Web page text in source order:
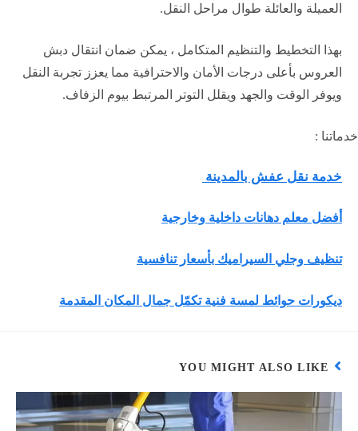
العميلة والعائلة طوال مراحل النقل.
بهذا التخطيط والتنظيم المتكامل ، يمكن ضمان انتقال دبش
العروس بأعلى درجات الأمان والاحترافية مما يعزز تجربة النقل
ويوفر الوقت والجهد ويقلل التوتر المرتبط بيوم الزفاف.​​
خدماتنا :
خدمة نقل عفش بالمدينة
أفضل معلم دهانات داخلية وخارجية
تنظيف وجلي السيراميك بأسعار تنافسية
ديكورات حوائط لمسة فنية تكمّل جمال المكان المقدمة
YOU MIGHT ALSO LIKE